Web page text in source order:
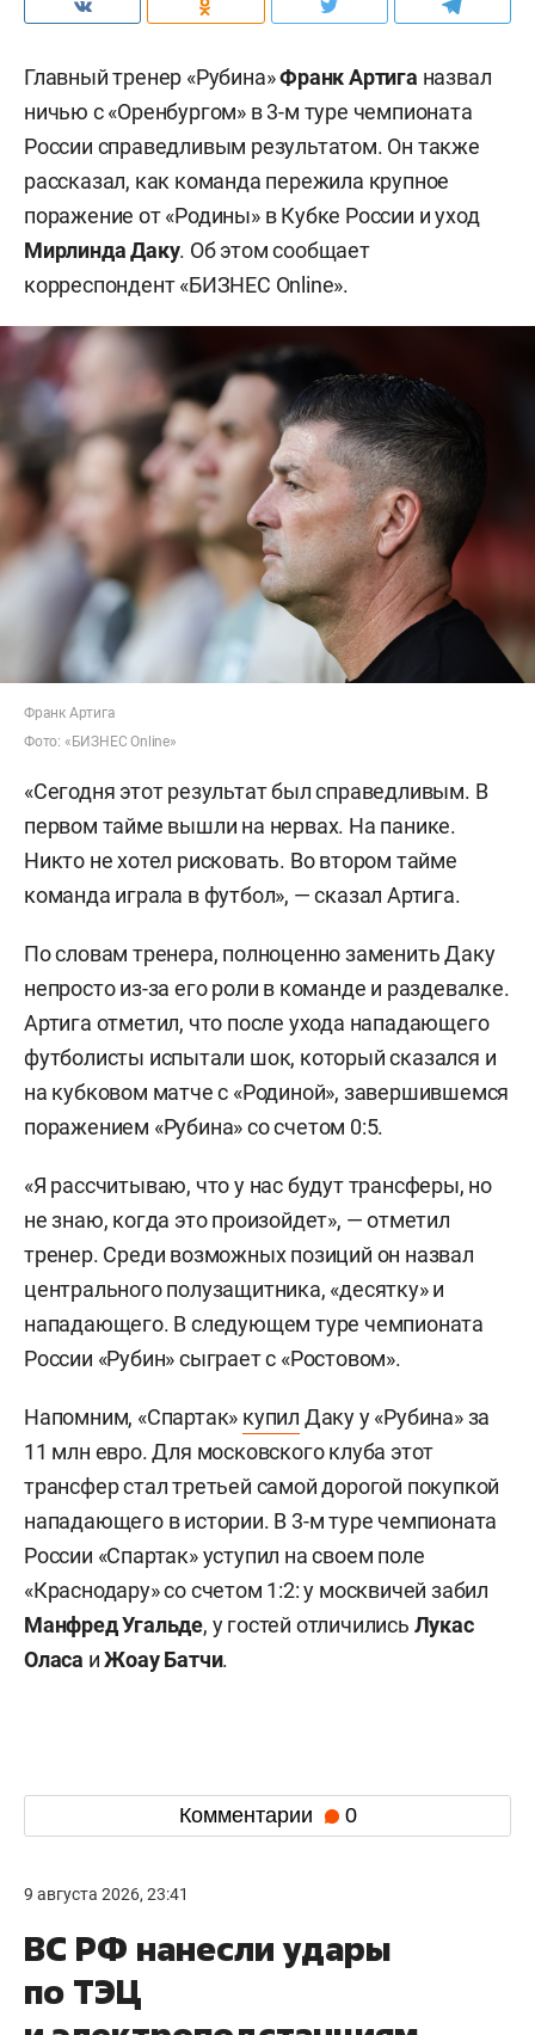
Главный тренер «Рубина»Франк Артига назвал
ничью с «Оренбургом» в 3-м туре чемпионата
России справедливым результатом. Он также
рассказал, как команда пережила крупное
поражение от «Родины» в Кубке России и уход
Мирлинда Даку. Об этом сообщает
корреспондент «БИЗНЕС Online».
Франк Артига
Фото: «БИЗНЕС Online»
«Сегодня этот результат был справедливым. В
первом тайме вышли на нервах. На панике.
Никто не хотел рисковать. Во втором тайме
команда играла в футбол», — сказал Артига.
По словам тренера, полноценно заменить Даку
непросто из-за его роли в команде и раздевалке.
Артига отметил, что после ухода нападающего
футболисты испытали шок, который сказался и
на кубковом матче с «Родиной», завершившемся
поражением «Рубина» со счетом 0:5.
«Я рассчитываю, что у нас будут трансферы, но
не знаю, когда это произойдет», — отметил
тренер. Среди возможных позиций он назвал
центрального полузащитника, «десятку» и
нападающего. В следующем туре чемпионата
России «Рубин» сыграет с «Ростовом».
Напомним, «Спартак» купил Даку у «Рубина» за
11 млн евро. Для московского клуба этот
трансфер стал третьей самой дорогой покупкой
нападающего в истории. В 3-м туре чемпионата
России «Спартак» уступил на своем поле
«Краснодару» со счетом 1:2: у москвичей забил
Манфред Угальде, у гостей отличились Лукас
Оласа иЖоау Батчи.
Комментарии 0
9 августа 2026, 23:41
ВС РФ нанесли удары
по ТЭЦ